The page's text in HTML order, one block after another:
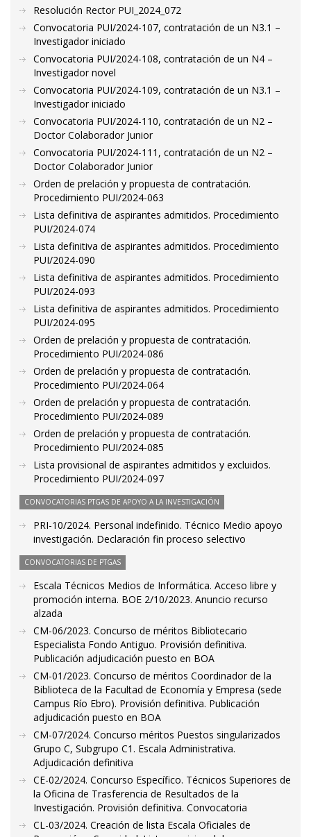
Resolución Rector PUI_2024_072
Convocatoria PUI/2024-107, contratación de un N3.1 –
Investigador iniciado
Convocatoria PUI/2024-108, contratación de un N4 –
Investigador novel
Convocatoria PUI/2024-109, contratación de un N3.1 –
Investigador iniciado
Convocatoria PUI/2024-110, contratación de un N2 –
Doctor Colaborador Junior
Convocatoria PUI/2024-111, contratación de un N2 –
Doctor Colaborador Junior
Orden de prelación y propuesta de contratación.
Procedimiento PUI/2024-063
Lista definitiva de aspirantes admitidos. Procedimiento
PUI/2024-074
Lista definitiva de aspirantes admitidos. Procedimiento
PUI/2024-090
Lista definitiva de aspirantes admitidos. Procedimiento
PUI/2024-093
Lista definitiva de aspirantes admitidos. Procedimiento
PUI/2024-095
Orden de prelación y propuesta de contratación.
Procedimiento PUI/2024-086
Orden de prelación y propuesta de contratación.
Procedimiento PUI/2024-064
Orden de prelación y propuesta de contratación.
Procedimiento PUI/2024-089
Orden de prelación y propuesta de contratación.
Procedimiento PUI/2024-085
Lista provisional de aspirantes admitidos y excluidos.
Procedimiento PUI/2024-097
CONVOCATORIAS PTGAS DE APOYO A LA INVESTIGACIÓN
PRI-10/2024. Personal indefinido. Técnico Medio apoyo
investigación. Declaración fin proceso selectivo
CONVOCATORIAS DE PTGAS
Escala Técnicos Medios de Informática. Acceso libre y
promoción interna. BOE 2/10/2023. Anuncio recurso
alzada
CM-06/2023. Concurso de méritos Bibliotecario
Especialista Fondo Antiguo. Provisión definitiva.
Publicación adjudicación puesto en BOA
CM-01/2023. Concurso de méritos Coordinador de la
Biblioteca de la Facultad de Economía y Empresa (sede
Campus Río Ebro). Provisión definitiva. Publicación
adjudicación puesto en BOA
CM-07/2024. Concurso méritos Puestos singularizados
Grupo C, Subgrupo C1. Escala Administrativa.
Adjudicación definitiva
CE-02/2024. Concurso Específico. Técnicos Superiores de
la Oficina de Trasferencia de Resultados de la
Investigación. Provisión definitiva. Convocatoria
CL-03/2024. Creación de lista Escala Oficiales de